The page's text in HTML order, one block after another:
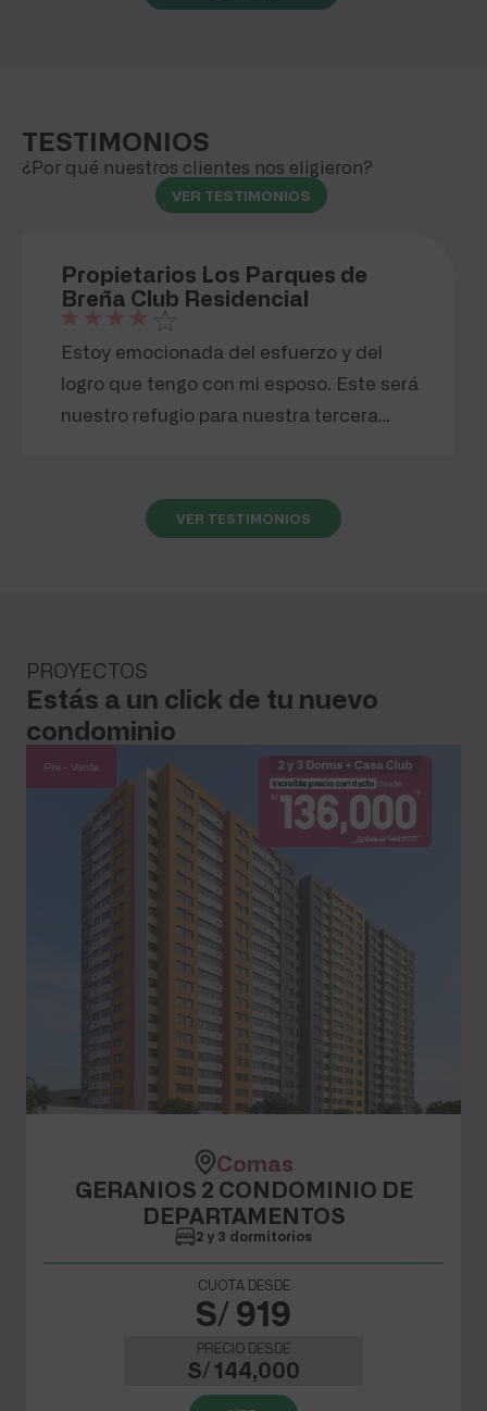
TESTIMONIOS
¿Por qué nuestros clientes nos eligieron?
VER TESTIMONIOS
Propietarios Los Parques de
Breña Club Residencial
Estoy emocionada del esfuerzo y del
logro que tengo con mi esposo. Este será
nuestro refugio para nuestra tercera
es un sueño en verdad.
VER TESTIMONIOS
PROYECTOS
Estás a un click de tu nuevo
condominio
Pre - Venta
Comas
GERANIOS 2 CONDOMINIO DE
DEPARTAMENTOS
2 y 3 dormitorios
CUOTA DESDE
S/ 919
PRECIO DESDE
S/ 144,000